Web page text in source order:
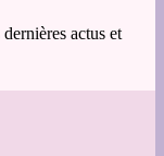
actus et